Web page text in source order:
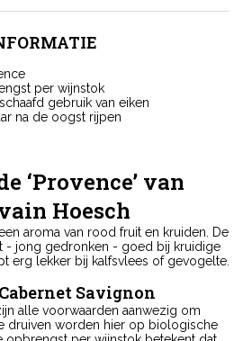
per wijnstok
gebruik van eiken
na de oogst rijpen
‘Provence’ van
Hoesch
aroma van rood fruit en kruiden. De
- jong gedronken - goed bij kruidige
erg lekker bij kalfsvlees of gevogelte.
Savignon
alle voorwaarden aanwezig om
druiven worden hier op biologische